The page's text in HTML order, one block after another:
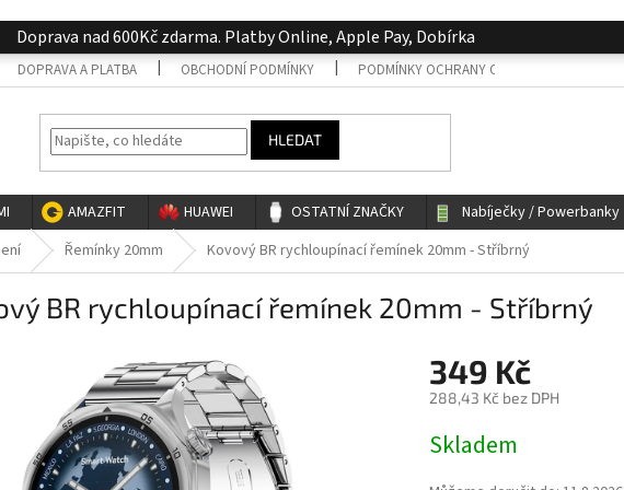
Doprava nad 600Kč zdarma. Platby Online, Apple Pay, Dobírka
DOPRAVA A PLATBA OBCHODNÍ PODMÍNKY PODMÍNKY OCHRANY OSOBNÍCH ÚDAJŮ
HLEDAT
AMAZFIT HUAWEI OSTATNÍ ZNAČKY Nabíječky / Powerbanky
Řemínky 20mm Kovový BR rychloupínací řemínek 20mm - Stříbrný
BR rychloupínací řemínek 20mm - Stříbrný
349 Kč
288,43 Kč bez DPH
cena:
Skladem